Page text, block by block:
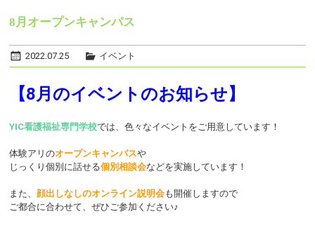
8月オープンキャンパス
2022.07.25 イベント
【8月のイベントのお知らせ】
YIC看護福祉専門学校では、色々なイベントをご用意しています！
体験アリのオープンキャンパスや
じっくり個別に話せる個別相談会などを実施しています！
また、 顔出しなしのオンライン説明会も開催しますので
ご都合に合わせて、ぜひご参加ください♪